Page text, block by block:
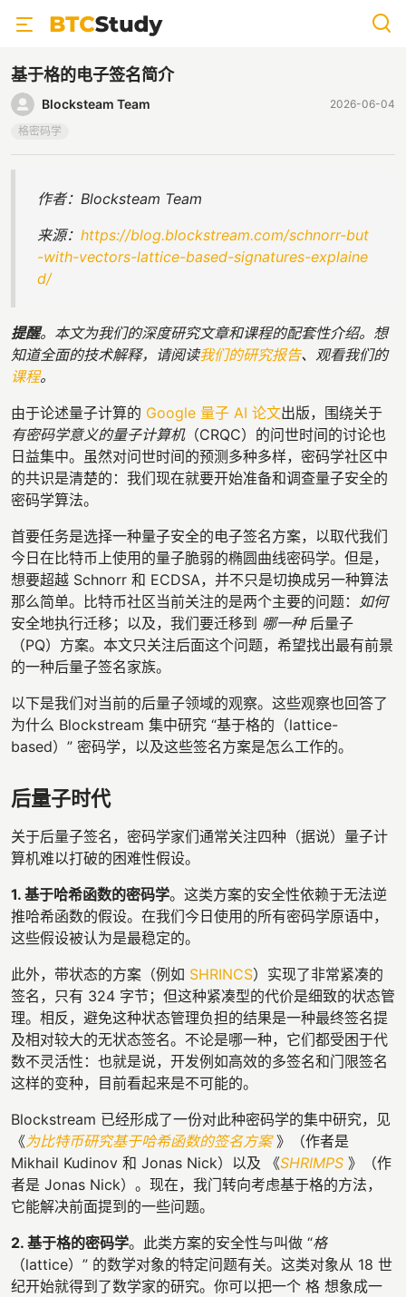
基于格的电子签名简介
Blocksteam Team
2026-06-04
格密码学
作者：Blocksteam Team
来源： https://blog.blockstream.com/schnorr-but
-with-vectors-lattice-based-signatures-explaine
d/
提醒。本文为我们的深度研究文章和课程的配套性介绍。想
知道全面的技术解释，请阅读我们的研究报告、观看我们的
课程。
由于论述量子计算的 Google 量子 AI 论文出版，围绕关于
有密码学意义的量子计算机（CRQC）的问世时间的讨论也
日益集中。虽然对问世时间的预测多种多样，密码学社区中
的共识是清楚的：我们现在就要开始准备和调查量子安全的
密码学算法。
首要任务是选择一种量子安全的电子签名方案，以取代我们
今日在比特币上使用的量子脆弱的椭圆曲线密码学。但是，
想要超越 Schnorr 和 ECDSA，并不只是切换成另一种算法
那么简单。比特币社区当前关注的是两个主要的问题： 如何
安全地执行迁移；以及，我们要迁移到 哪一种后量子
（PQ）方案。本文只关注后面这个问题，希望找出最有前景
的一种后量子签名家族。
以下是我们对当前的后量子领域的观察。这些观察也回答了
为什么 Blockstream 集中研究 “基于格的（lattice-
based）” 密码学，以及这些签名方案是怎么工作的。
后量子时代
关于后量子签名，密码学家们通常关注四种（据说）量子计
算机难以打破的困难性假设。
1. 基于哈希函数的密码学。这类方案的安全性依赖于无法逆
推哈希函数的假设。在我们今日使用的所有密码学原语中，
这些假设被认为是最稳定的。
此外，带状态的方案（例如 SHRINCS）实现了非常紧凑的
签名，只有 324 字节；但这种紧凑型的代价是细致的状态管
理。相反，避免这种状态管理负担的结果是一种最终签名提
及相对较大的无状态签名。不论是哪一种，它们都受困于代
数不灵活性：也就是说，开发例如高效的多签名和门限签名
这样的变种，目前看起来是不可能的。
Blockstream 已经形成了一份对此种密码学的集中研究，见
《为比特币研究基于哈希函数的签名方案》（作者是
Mikhail Kudinov 和 Jonas Nick）以及 《SHRIMPS 》（作
者是 Jonas Nick）。现在，我门转向考虑基于格的方法，
它能解决前面提到的一些问题。
2. 基于格的密码学。此类方案的安全性与叫做 “格
（lattice）” 的数学对象的特定问题有关。这类对象从 18 世
纪开始就得到了数学家的研究。你可以把一个 格 想象成一